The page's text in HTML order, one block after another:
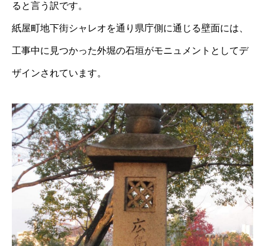
ると言う訳です。
紙屋町地下街シャレオを通り県庁側に通じる壁面には、
工事中に見つかった外堀の石垣がモニュメントとしてデ
ザインされています。